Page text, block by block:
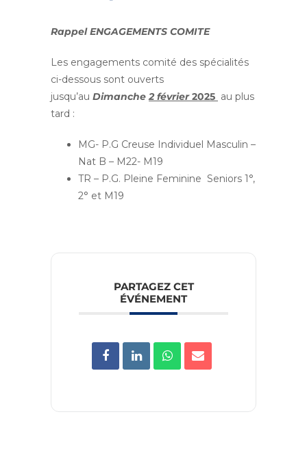
Rappel ENGAGEMENTS COMITE
Les engagements comité des spécialités
ci-dessous sont ouverts
jusqu’au Dimanche2 février2025 au plus
tard :
MG- P.G Creuse Individuel Masculin –
Nat B – M22- M19
TR – P.G. Pleine Feminine Seniors 1°,
2° et M19
PARTAGEZ CET
ÉVÉNEMENT